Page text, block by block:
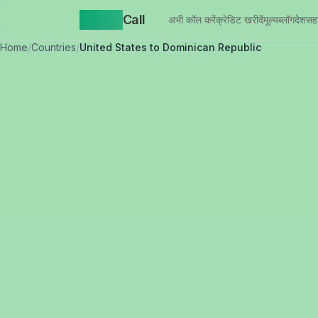
Call अभी कॉल करेंक्रेडिट खरीदेंमूल्यब्लॉगदेश
Home/Countries/United States to Dominican Republic